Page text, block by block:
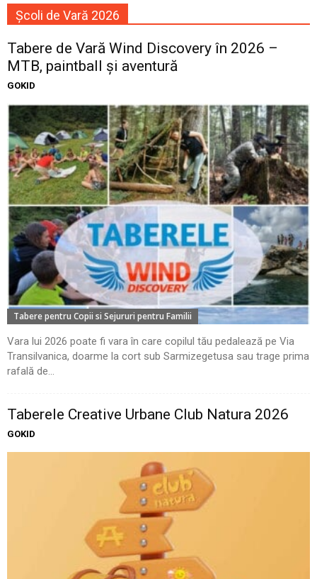
Școli de Vară 2026
Tabere de Vară Wind Discovery în 2026 –
MTB, paintball și aventură
GOKID
Tabere pentru Copii si Sejururi pentru Familii
Vara lui 2026 poate fi vara în care copilul tău pedalează pe Via
Transilvanica, doarme la cort sub Sarmizegetusa sau trage prima
rafală de...
Taberele Creative Urbane Club Natura 2026
GOKID